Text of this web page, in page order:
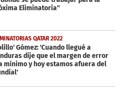
Eliminatoria''
QATAR 2022
Gómez: 'Cuando llegué a
dije que el margen de error
mínimo y hoy estamos afuera del